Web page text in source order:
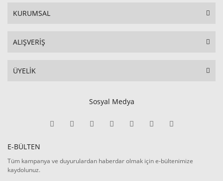
KURUMSAL
ALIŞVERİŞ
ÜYELİK
Sosyal Medya
E-BÜLTEN
Tüm kampanya ve duyurulardan haberdar olmak için e-bültenimize
kaydolunuz.